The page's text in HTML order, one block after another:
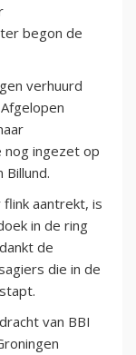
begon de
verhuurd
nog ingezet op
Billund.
aantrekt, is
in de ring
de
die in de
van BBI